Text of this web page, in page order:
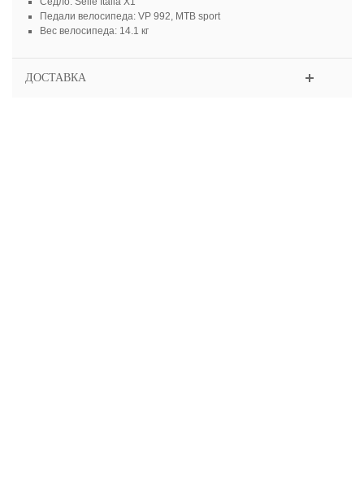
Педали велосипеда: VP 992, MTB sport
Вес велосипеда: 14.1 кг
ДОСТАВКА